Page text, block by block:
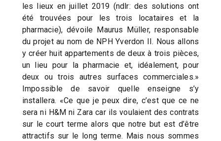
les lieux en juillet 2019 (ndlr: des solutions ont
été trouvées pour les trois locataires et la
pharmacie), dévoile Maurus Müller, responsable
du projet au nom de NPH Yverdon II. Nous allons
y créer huit appartements de deux à trois pièces,
un lieu pour la pharmacie et, idéalement, pour
deux ou trois autres surfaces commerciales.»
Impossible de savoir quelle enseigne s’y
installera. «Ce que je peux dire, c’est que ce ne
sera ni H&M ni Zara car ils voulaient des contrats
sur le court terme alors que notre but est d’être
attractifs sur le long terme. Mais nous sommes